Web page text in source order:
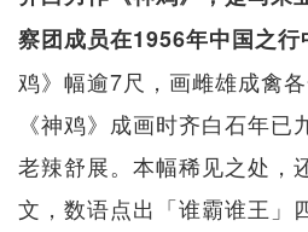
察团成员在1956年中国之行
鸡》幅逾7尺，画雌雄成禽各
《神鸡》成画时齐白石年
老辣舒展。本幅稀见之处，
文，数语点出「谁霸谁王」